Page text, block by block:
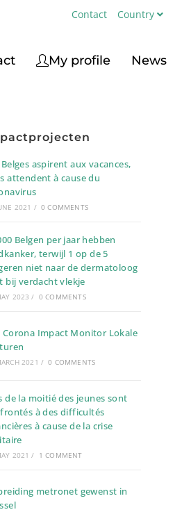
Contact Country
My profile News
Belges aspirent aux vacances,
attendent à cause du
2021 / 0 COMMENTS
Belgen per jaar hebben
terwijl 1 op de 5
niet naar de dermatoloog
bij verdacht vlekje
2023 / 0 COMMENTS
Corona Impact Monitor Lokale
2021 / 0 COMMENTS
de la moitié des jeunes sont
à des difficultés
à cause de la crise
2021 / 1 COMMENT
metronet gewenst in